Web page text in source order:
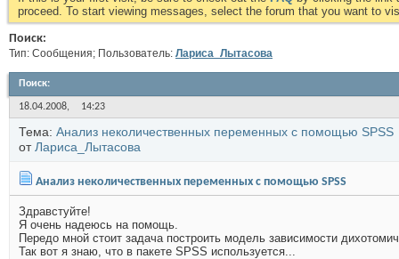
proceed. To start viewing messages, select the forum that you want to
Поиск:
Тип: Сообщения; Пользователь: Лариса_Лытасова
Поиск:
18.04.2008, 14:23
Тема: Анализ неколичественных переменных с помощью SPSS
от Лариса_Лытасова
Анализ неколичественных переменных с помощью SPSS
Здравстуйте!
Я очень надеюсь на помощь.
Передо мной стоит задача построить модель зависимости
Так вот я знаю, что в пакете SPSS используется...